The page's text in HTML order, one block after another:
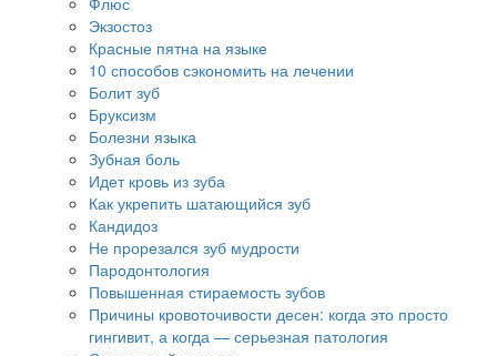
Экзостоз
Красные пятна на языке
10 способов сэкономить на лечении
Болит зуб
Бруксизм
Болезни языка
Зубная боль
Идет кровь из зуба
Как укрепить шатающийся зуб
Кандидоз
Не прорезался зуб мудрости
Пародонтология
Повышенная стираемость зубов
Причины кровоточивости десен: когда это просто
гингивит, а когда — серьезная патология